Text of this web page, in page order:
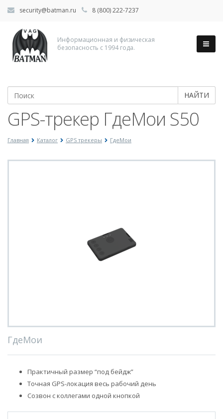
security@batman.ru 8 (800) 222-7237
Информационная и физическая
безопасность с 1994 года.
НАЙТИ
GPS-трекер ГдеМои S50
Главная Каталог GPS трекеры ГдеМои
ГдеМои
Практичный размер “под бейдж”
Точная GPS-локация весь рабочий день
Созвон с коллегами одной кнопкой